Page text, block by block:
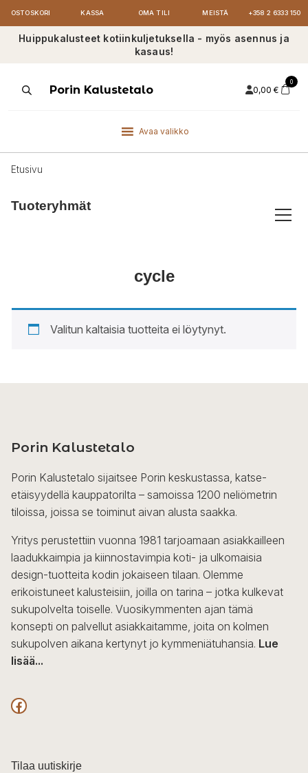
OSTOSKORI KASSA OMA TILI MEISTÄ +358 2 6333 150
Huippukalusteet kotiinkuljetuksella - myös asennus ja
kasaus!
ProductsPorin Kalustetalo 0,00 €
0
Avaa valikko
Etusivu
Tuoteryhmät
cycle
Valitun kaltaisia tuotteita ei löytynyt.
Porin Kalustetalo
Porin Kalustetalo sijaitsee Porin keskustassa, katse-
etäisyydellä kauppatorilta – samoissa 1200 neliömetrin
tiloissa, joissa se toiminut aivan alusta saakka.
Yritys perustettiin vuonna 1981 tarjoamaan asiakkailleen
laadukkaimpia ja kiinnostavimpia koti- ja ulkomaisia
design-tuotteita kodin jokaiseen tilaan. Olemme
erikoistuneet kalusteisiin, joilla on tarina – jotka kulkevat
sukupolvelta toiselle. Vuosikymmenten ajan tämä
konsepti on palvellut asiakkaitamme, joita on kolmen
sukupolven aikana kertynyt jo kymmeniätuhansia. Lue
lisää...
F
c
Tilaa uutiskirje